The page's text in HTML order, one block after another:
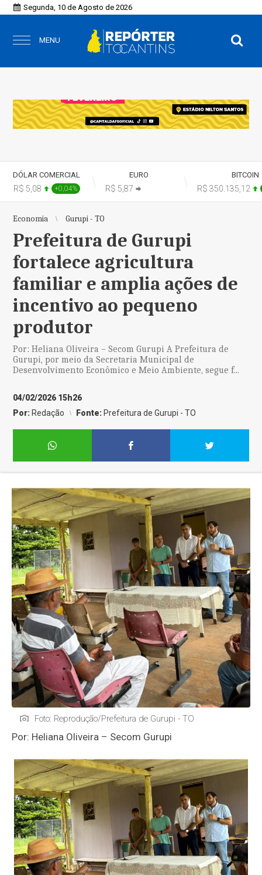
Segunda, 10 de Agosto de 2026
MENU
DÓLAR COMERCIAL
R$ 5,08 +0,04%
EURO
R$ 5,87
BITCOIN
R$ 350.135,12
Economia Gurupi - TO
Prefeitura de Gurupi
fortalece agricultura
familiar e amplia ações de
incentivo ao pequeno
produtor
Por: Heliana Oliveira – Secom Gurupi A Prefeitura de
Gurupi, por meio da Secretaria Municipal de
Desenvolvimento Econômico e Meio Ambiente, segue f...
04/02/2026 15h26
Por: Redação Fonte: Prefeitura de Gurupi - TO
Foto: Reprodução/Prefeitura de Gurupi - TO
Por: Heliana Oliveira – Secom Gurupi